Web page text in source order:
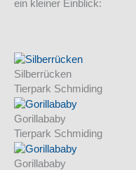
ein kleiner Einblick:
Silberrücken
Tierpark Schmiding
Gorillababy
Tierpark Schmiding
Gorillababy